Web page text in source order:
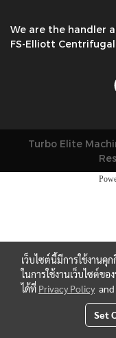
We are the handler
FS-Elliott
Turbo Elite
เว็บไซต์นี้มีการใช้งาน
ในการใช้งานเว็บไซต์ข
ได้ที่ Privacy Policy and
Set